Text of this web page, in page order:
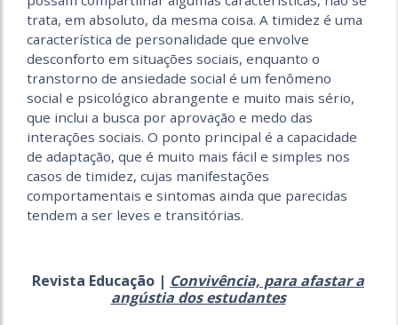
trata, em absoluto, da mesma coisa. A timidez é uma
característica de personalidade que envolve
desconforto em situações sociais, enquanto o
transtorno de ansiedade social é um fenômeno
social e psicológico abrangente e muito mais sério,
que inclui a busca por aprovação e medo das
interações sociais. O ponto principal é a capacidade
de adaptação, que é muito mais fácil e simples nos
casos de timidez, cujas manifestações
comportamentais e sintomas ainda que parecidas
tendem a ser leves e transitórias.
Revista Educação | Convivência, para afastar a
angústia dos estudantes